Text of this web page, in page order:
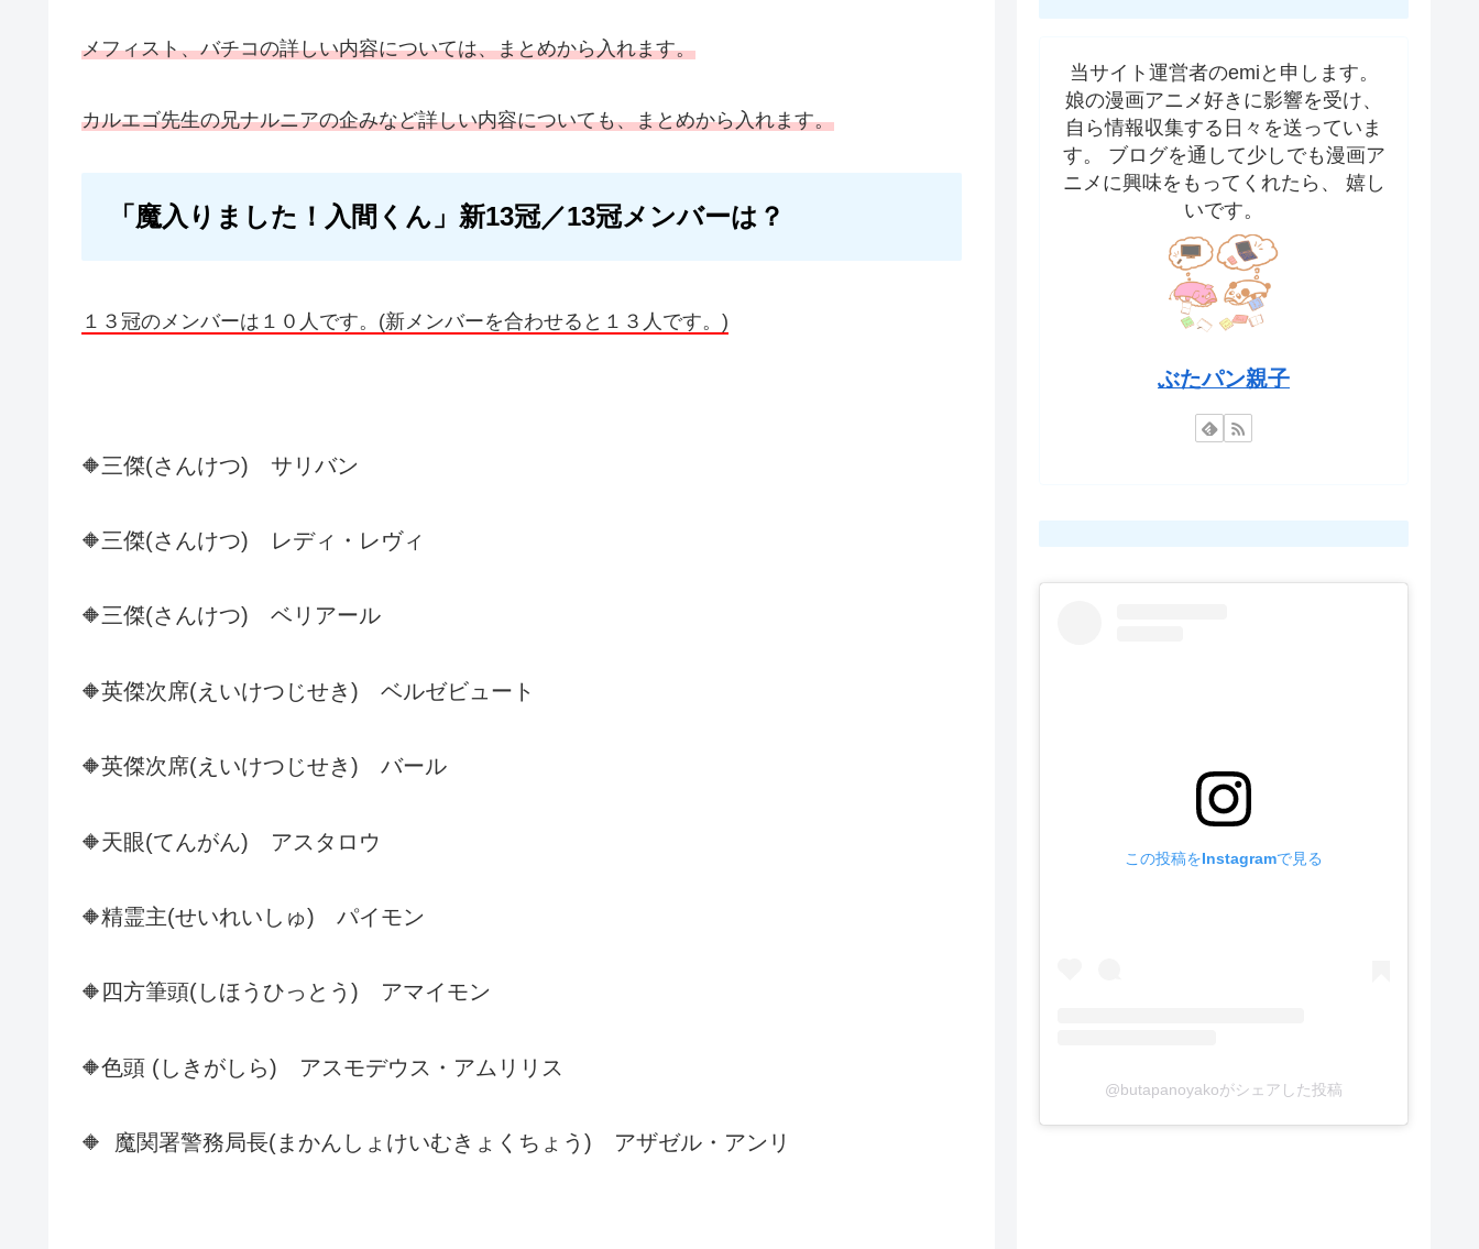
メフィスト、バチコの詳しい内容については、まとめから入れます。
カルエゴ先生の兄ナルニアの企みなど詳しい内容についても、まとめから入れます。
「魔入りました！入間くん」新13冠／13冠メンバーは？
１３冠のメンバーは１０人です。(新メンバーを合わせると１３人です。)
🔶三傑(さんけつ) サリバン
🔶三傑(さんけつ) レディ・レヴィ
🔶三傑(さんけつ) ベリアール
🔶英傑次席(えいけつじせき) ベルゼビュート
🔶英傑次席(えいけつじせき) バール
🔶天眼(てんがん) アスタロウ
🔶精霊主(せいれいしゅ) パイモン
🔶 四方筆頭(しほうひっとう) アマイモン
🔶色頭 (しきがしら) アスモデウス・アムリリス
🔶 魔関署警務局長(まかんしょけいむきょくちょう) アザゼル・アンリ
当サイト運営者のemiと申します。
娘の漫画アニメ好きに影響を受け、
自ら情報収集する日々を送っていま
す。 ブログを通して少しでも漫画ア
ニメに興味をもってくれたら、 嬉し
いです。
ぶたパン親子
この投稿をInstagramで見る
@butapanoyakoがシェアした投稿